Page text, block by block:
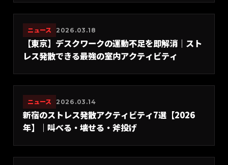
ニュース 2026.03.18
【東京】デスクワークの運動不足を即解消｜スト
レス発散できる最強の室内アクティビティ
ニュース 2026.03.14
新宿のストレス発散アクティビティ7選【2026
年】｜叫べる・壊せる・斧投げ